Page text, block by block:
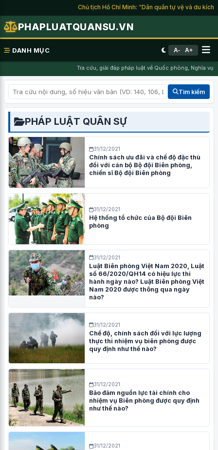
Chủ tịch Hồ Chí Minh: “Dân quân tự vệ và du kích
PHAPLUATQUANSU.VN
DANH MỤC A- A+
Tra cứu, giải đáp pháp luật về Quốc phòng, Nghĩa vụ
Tìm kiếm
PHÁP LUẬT QUÂN SỰ
31/12/2021
Chính sách ưu đãi và chế độ đặc thù
đối với cán bộ Bộ đội Biên phòng,
chiến sĩ Bộ đội Biên phòng
31/12/2021
Hệ thống tổ chức của Bộ đội Biên
phòng
31/12/2021
Luật Biên phòng Việt Nam 2020, Luật
số 66/2020/QH14 có hiệu lực thi
hành ngày nào? Luật Biên phòng Việt
Nam 2020 được thông qua ngày
nào?
31/12/2021
Chế độ, chính sách đối với lực lượng
thực thi nhiệm vụ biên phòng được
quy định như thế nào?
31/12/2021
Bảo đảm nguồn lực tài chính cho
nhiệm vụ Biên phòng được quy định
như thế nào?
31/12/2021